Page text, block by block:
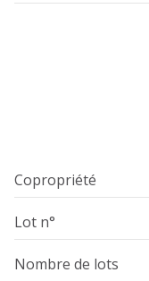
buanderie
Copropriété
Lot n°
Nombre de lots